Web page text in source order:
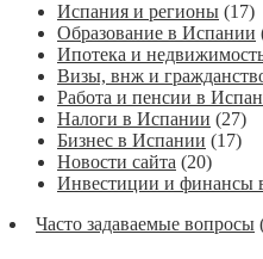
Испания и регионы (17)
Образование в Испании
Ипотека и
Визы, внж и
Работа и пенсии в
Налоги в Испании (27)
Бизнес в Испании (17)
Новости сайта (20)
Инвестиции и финансы
Часто задаваемые вопросы